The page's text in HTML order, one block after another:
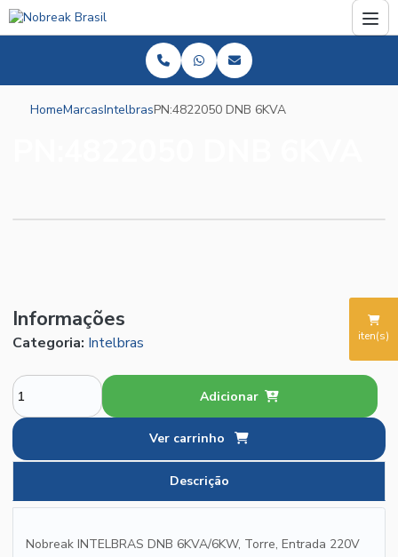
iten(s)
HomeMarcasIntelbrasPN:4822050 DNB 6KVA
Informações
Categoria: Intelbras
Adicionar
Ver carrinho
Descrição
Nobreak INTELBRAS DNB 6KVA/6KW, Torre, Entrada 220V